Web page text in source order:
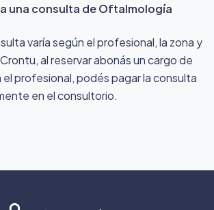
una consulta de Oftalmología
varía según el profesional, la zona y
al reservar abonás un cargo de
profesional, podés pagar la consulta
en el consultorio.